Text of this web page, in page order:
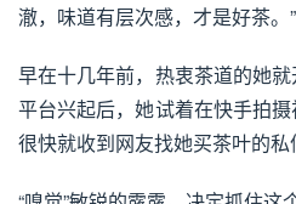
澈，味道有层次感，才是好茶。”
早在十几年前，热衷茶道的她
平台兴起后，她试着在快手拍摄
很快就收到网友找她买茶叶的私